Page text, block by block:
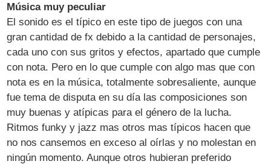
Música muy peculiar
El sonido es el típico en este tipo de juegos con una
gran cantidad de fx debido a la cantidad de personajes,
cada uno con sus gritos y efectos, apartado que cumple
con nota. Pero en lo que cumple con algo mas que con
nota es en la música, totalmente sobresaliente, aunque
fue tema de disputa en su día las composiciones son
muy buenas y atípicas para el género de la lucha.
Ritmos funky y jazz mas otros mas típicos hacen que
no nos cansemos en exceso al oírlas y no molestan en
ningún momento. Aunque otros hubieran preferido